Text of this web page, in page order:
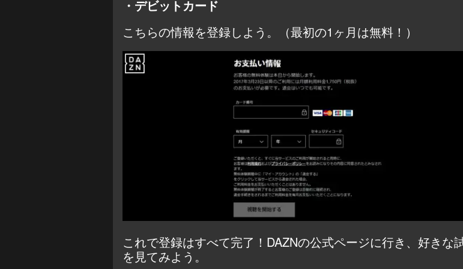
・デビットカード
こちらの情報を登録しよう。（最初の1ヶ月は無料！）
これで登録はすべて完了！DAZNの公式ページに行き、好きな
を見てみよう。